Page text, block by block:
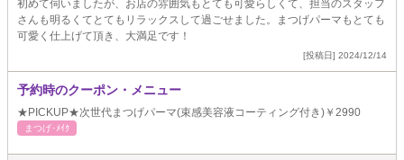
初めて伺いましたが、お店の雰囲気もとても可愛らしくて、担当のスタッフ
さんも明るくてとてもリラックスして過ごせました。まつげパーマもとても
可愛く仕上げて頂き、大満足です！
[投稿日] 2024/12/14
予約時のクーポン・メニュー
★PICKUP★次世代まつげパーマ(束感美容液コーティング付き)￥2990
まつげ･ﾒｲｸ